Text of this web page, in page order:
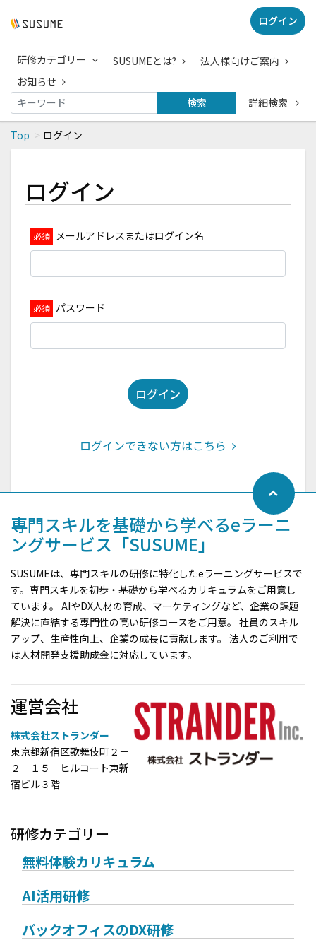
ログイン
研修カテゴリー SUSUMEとは?
法人様向けご案内
お知らせ
検索
詳細検索
Top ログイン
ログイン
メールアドレスまたはログイン名
パスワード
ログイン
ログインできない方はこちら
専門スキルを基礎から学べるeラーニ
ングサービス「SUSUME」
SUSUMEは、専門スキルの研修に特化したeラーニングサービスで
す。専門スキルを初歩・基礎から学べるカリキュラムをご用意し
ています。 AIやDX人材の育成、マーケティングなど、企業の課題
解決に直結する専門性の高い研修コースをご用意。 社員のスキル
アップ、生産性向上、企業の成長に貢献します。 法人のご利用で
は人材開発支援助成金に対応しています。
運営会社
株式会社ストランダー
東京都新宿区歌舞伎町２－
２－１５ ヒルコート東新
宿ビル３階
研修カテゴリー
無料体験カリキュラム
AI活用研修
バックオフィスのDX研修